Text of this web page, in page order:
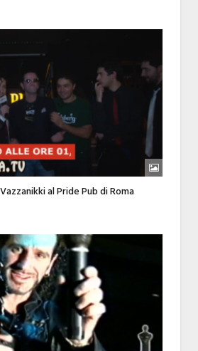
al Pride Pub di Roma